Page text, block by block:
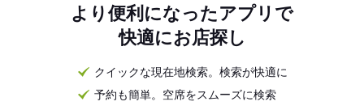
より便利になったアプリで
快適にお店探し
クイックな現在地検索。検索が快適に
予約も簡単。空席をスムーズに検索